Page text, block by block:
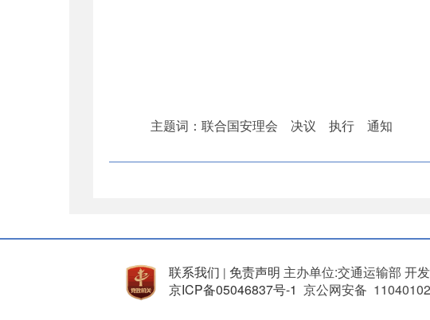
主题词：联合国安理会 决议 执行 通知
联系我们 | 免责声明 主办单位:交通运输部 开
京ICP备05046837号-1 京公网安备